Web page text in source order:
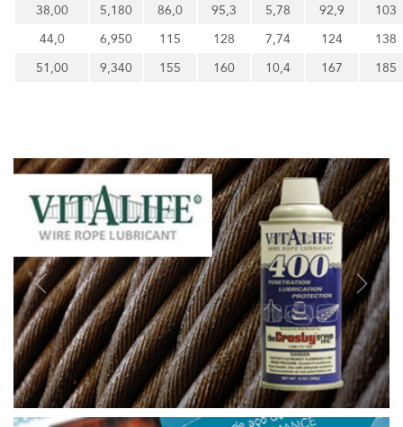
38,00
5,180 86,0 95,3 5,78 92,9
103
44,0
6,950 115 128 7,74 124
138
51,00
9,340 155 160 10,4 167 185
Previous Next